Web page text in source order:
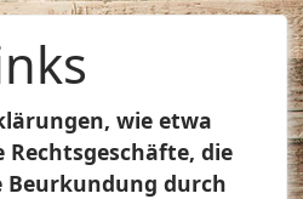
wie etwa
die
Beurkundung durch